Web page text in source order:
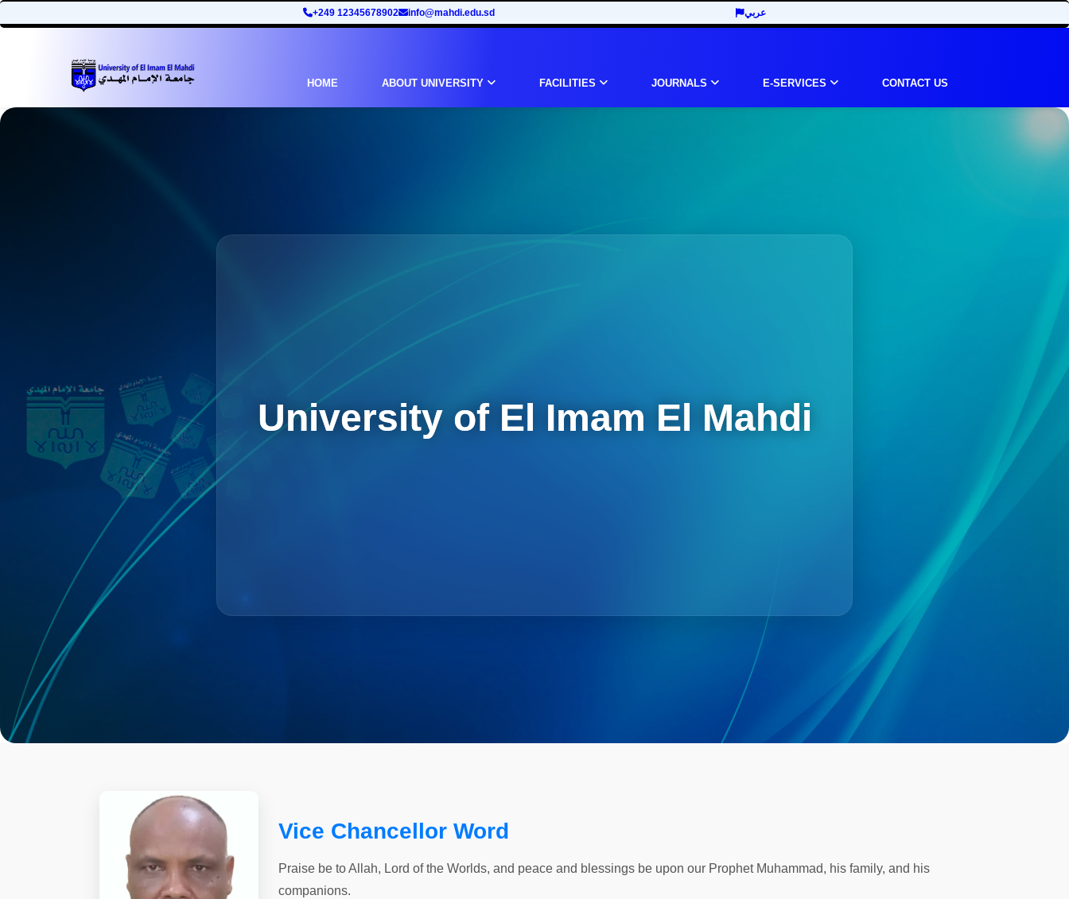
+249 12345678902 info@mahdi.edu.sd عربي
HOME ABOUT UNIVERSITY FACILITIES JOURNALS E-SERVICES CONTACT US
University of El Imam El Mahdi
Vice Chancellor Word
Praise be to Allah, Lord of the Worlds, and peace and blessings be upon our Prophet Muhammad, his family, and his
companions.